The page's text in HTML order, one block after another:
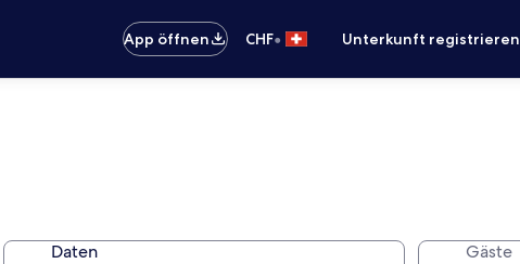
App öffnen CHF• Unterkunft registrieren
Daten Gäste